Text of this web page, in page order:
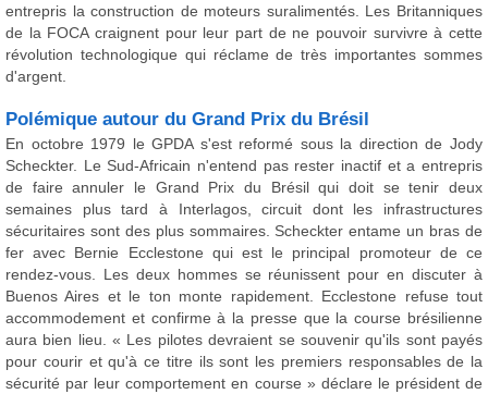
entrepris la construction de moteurs suralimentés. Les Britanniques
de la FOCA craignent pour leur part de ne pouvoir survivre à cette
révolution technologique qui réclame de très importantes sommes
d'argent.
Polémique autour du Grand Prix du Brésil
En octobre 1979 le GPDA s'est reformé sous la direction de Jody
Scheckter. Le Sud-Africain n'entend pas rester inactif et a entrepris
de faire annuler le Grand Prix du Brésil qui doit se tenir deux
semaines plus tard à Interlagos, circuit dont les infrastructures
sécuritaires sont des plus sommaires. Scheckter entame un bras de
fer avec Bernie Ecclestone qui est le principal promoteur de ce
rendez-vous. Les deux hommes se réunissent pour en discuter à
Buenos Aires et le ton monte rapidement. Ecclestone refuse tout
accommodement et confirme à la presse que la course brésilienne
aura bien lieu. « Les pilotes devraient se souvenir qu'ils sont payés
pour courir et qu'à ce titre ils sont les premiers responsables de la
sécurité par leur comportement en course » déclare le président de